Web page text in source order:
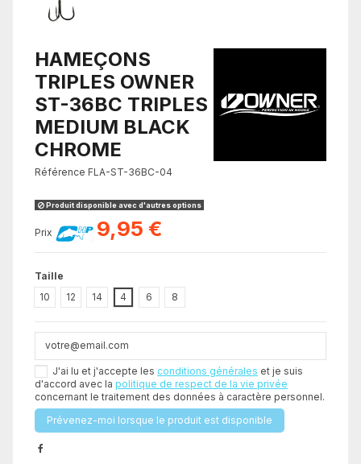
HAMEÇONS
TRIPLES OWNER
ST-36BC TRIPLES
MEDIUM BLACK
CHROME
Référence FLA-ST-36BC-04
Produit disponible avec d'autres options
Prix 9,95 €
Taille
10
12 14 4 6 8
J'ai lu et j'accepte les conditions générales et je suis
d'accord avec la politique de respect de la vie privée
concernant le traitement des données à caractère personnel.